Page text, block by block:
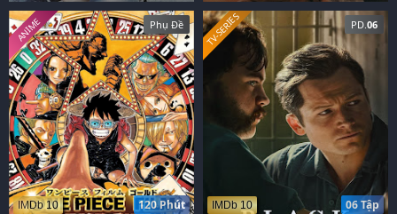
Phụ Đề
120 Phút
IMDb 10
ANIME PD.06
06 Tập
IMDb 10
TV-SERIES